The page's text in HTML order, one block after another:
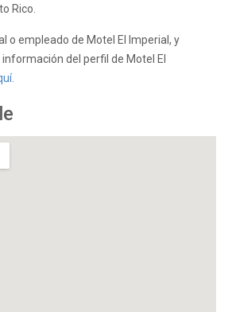
Rico.
o empleado de Motel El Imperial, y
del perfil de Motel El